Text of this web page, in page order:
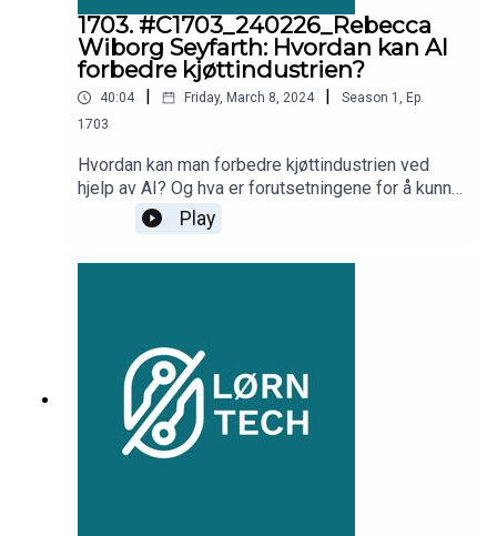
1703. #C1703_240226_Rebecca
Wiborg Seyfarth: Hvordan kan AI
forbedre kjøttindustrien?
40:04 Friday, March 8, 2024 Season 1 , Ep.
1703
Hvordan kan man forbedre kjøttindustrien ved
hjelp av AI? Og hva er forutsetningene for å kunne
benytte seg av AI? Vi har snakket med Rebecca
Wiborg Seyfarth som har blitt kåret til en av
Norges mest innflytelsesrike kvinner i tech i
Play